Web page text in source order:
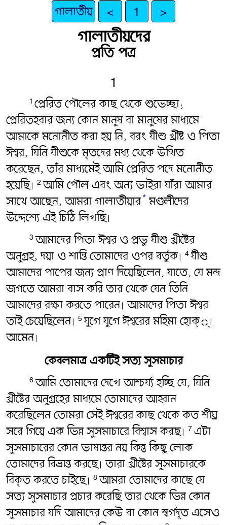
গালাতীয় < 1 >
গালাতীয়দের
প্রতি পত্র
1
1 প্রেরিত পৌলের কাছ থেকে শুভেচ্ছা;
প্রেরিতহবার জন্য কোন মানুষ বা মানুষের মাধ্যমে
আমাকে মনোনীত করা হয় নি, বরং যীশু খ্রীষ্ট ও পিতা
ঈশ্বর, যিনি যীশুকে মৃতদের মধ্য থেকে উত্থিত
করেছেন, তাঁর মাধ্যমেই আমি প্রেরিত পদে মনোনীত
হয়েছি৷ 2আমি পৌল এবং অন্য ভাইরা যাঁরা আমার
সাথে আছেন, আমরা গালাতীয়ার*মণ্ডলীদের
উদ্দেশ্যে এই চিঠি লিখছি৷
3আমাদের পিতা ঈশ্বর ও প্রভু যীশু খ্রীষ্টের
অনুগ্রহ, দয়া ও শান্তি তোমাদের ওপর বর্তুক৷ 4যীশু
আমাদের পাপের জন্য প্রাণ দিয়েছিলেন, যাতে, যে মন্দ
জগতে আমরা বাস করি তার থেকে যেন তিনি
আমাদের রক্ষা করতে পারেন৷ আমাদের পিতা ঈশ্বর
তাই চেয়েছিলেন৷ 5যুগে যুগে ঈশ্বরের মহিমা হোক্্৷
আমেন৷
কেবলমাত্র একটিই সত্য সুসমাচার
6আমি তোমাদের দেখে আশ্চর্য্য হচ্ছি যে, যিনি
খ্রীষ্টের অনুগ্রহের মাধ্যমে তোমাদের আহ্বান
করেছিলেন তোমরা সেই ঈশ্বরের কাছ থেকে কত শীঘ্র
সরে গিয়ে এক ভিন্ন সুসমাচারে বিশ্বাস করছ৷ 7 এটা
সুসমাচারের কোন ভাষান্তর নয় কিন্তু কিছু লোক
তোমাদের বিভ্রান্ত করছে৷ তারা খ্রীষ্টের সুসমাচারকে
বিকৃত করতে চাইছে৷ 8আমরা তোমাদের কাছে যে
সত্য সুসমাচার প্রচার করেছি তার থেকে ভিন্ন কোন
সুসমাচার যদি আমাদের কেউ বা কোন স্বর্গদূত এসেও